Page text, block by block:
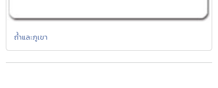
ถ้ำและภูเขา